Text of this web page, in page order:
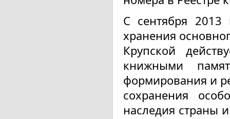
С сентября 2013
хранения
Крупской
книжными
формирования и
сохранения
наследия страны